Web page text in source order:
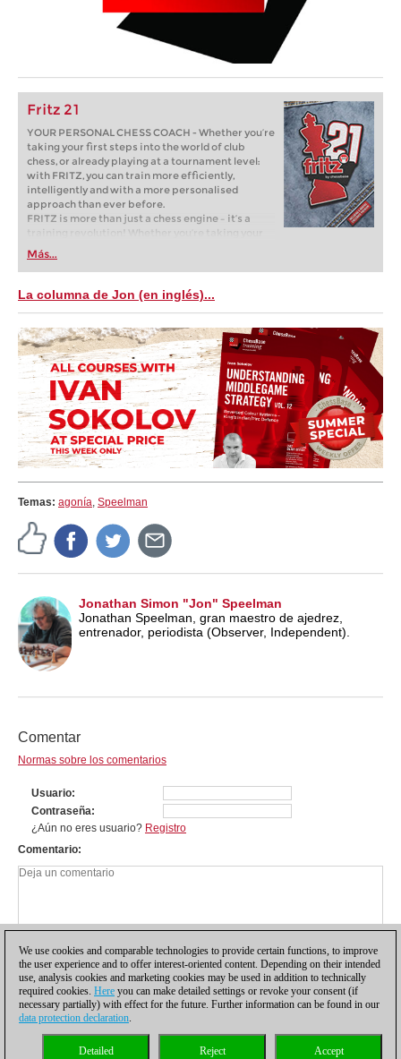
Fritz 21
YOUR PERSONAL CHESS COACH - Whether you’re
taking your first steps into the world of club
chess, or already playing at a tournament level:
with FRITZ, you can train more efficiently,
intelligently and with a more personalised
approach than ever before.
FRITZ is more than just a chess engine – it’s a
training revolution! Whether you’re taking your
first steps into the world of club chess, or already
playing at a tournament level: with FRITZ, you can
train more efficiently, intelligently and with a
more personalised approach than ever before.
Más...
La columna de Jon (en inglés)...
Temas: agonía, Speelman
Jonathan Simon "Jon" Speelman
Jonathan Speelman, gran maestro de ajedrez,
entrenador, periodista (Observer, Independent).
Comentar
Normas sobre los comentarios
Usuario
Contraseña
¿Aún no eres usuario? Registro
Comentario
Política de privacidad |Para contactar Cookies Management
We use cookies and comparable technologies to provide certain functions, to improve
the user experience and to offer interest-oriented content. Depending on their intended
use, analysis cookies and marketing cookies may be used in addition to technically
required cookies. Here you can make detailed settings or revoke your consent (if
necessary partially) with effect for the future. Further information can be found in our
data protection declaration.
Accept
Reject
Detailed